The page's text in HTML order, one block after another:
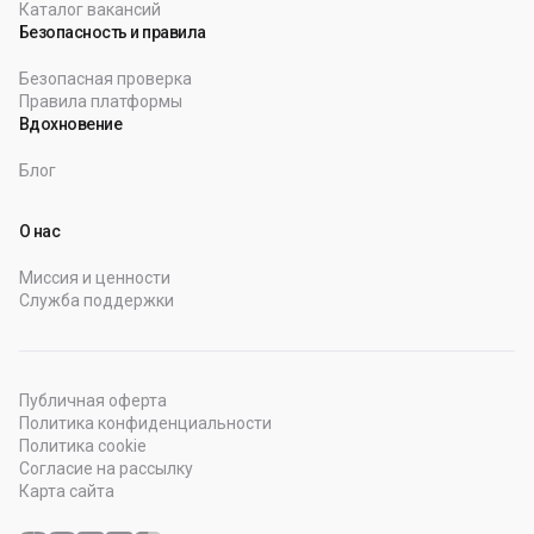
Каталог вакансий
Безопасность и правила
Безопасная проверка
Правила платформы
Вдохновение
Блог
О нас
Миссия и ценности
Служба поддержки
Публичная оферта
Политика конфиденциальности
Политика cookie
Согласие на рассылку
Карта сайта